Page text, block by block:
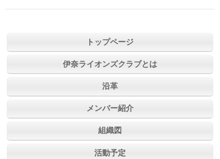
トップページ
伊奈ライオンズクラブとは
沿革
メンバー紹介
組織図
活動予定